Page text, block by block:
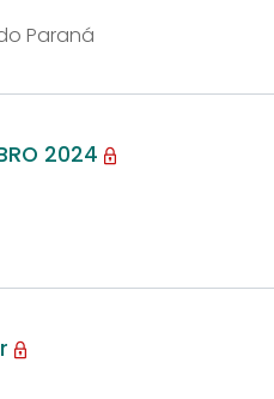
Paraná
2024